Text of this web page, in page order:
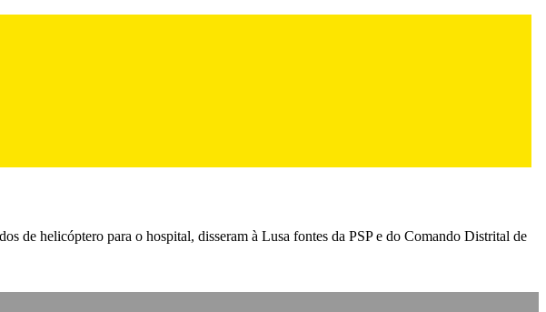
de helicóptero para o hospital, disseram à Lusa fontes da PSP e do Comando Distrital de